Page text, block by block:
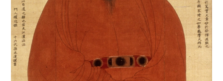
4
데릴사위
뱀
개성 경천사지 십층석탑
경북대학교 상주캠퍼스
국방비